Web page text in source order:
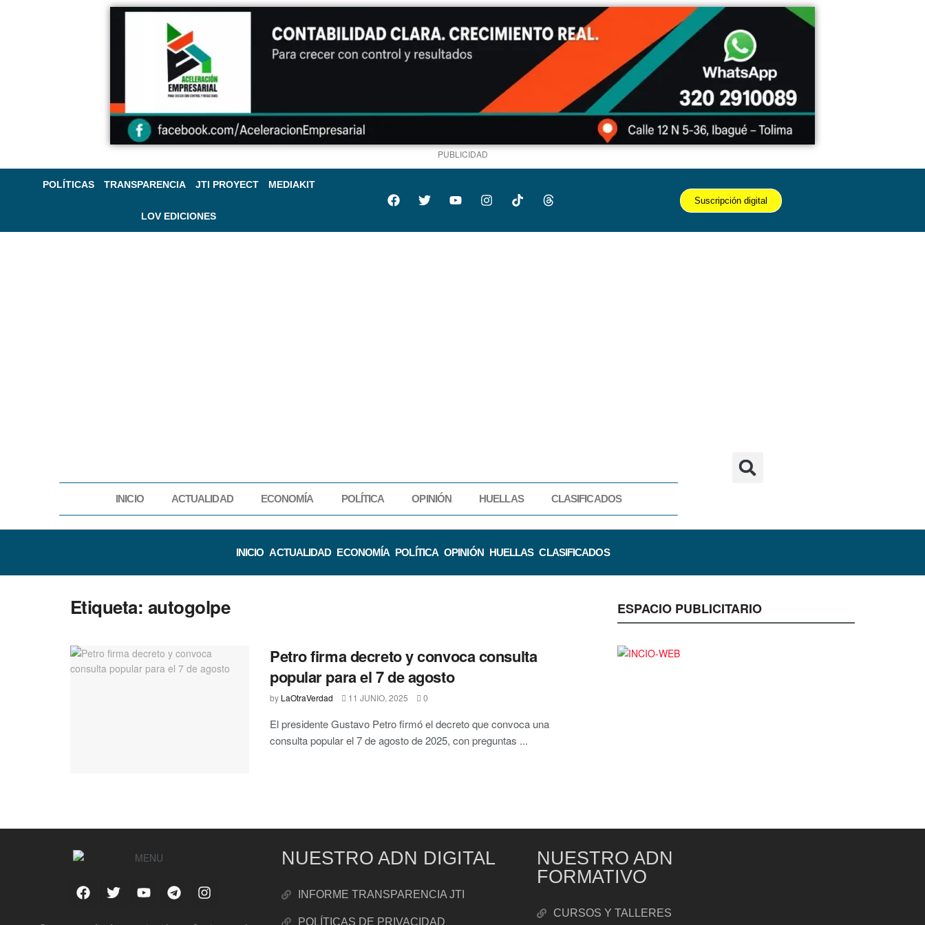
PUBLICIDAD
POLÍTICAS TRANSPARENCIA JTI PROYECT MEDIAKIT
LOV EDICIONES
Suscripción digital
INICIO ACTUALIDAD ECONOMÍA POLÍTICA OPINIÓN HUELLAS CLASIFICADOS
INICIO ACTUALIDAD ECONOMÍA POLÍTICA OPINIÓN HUELLAS CLASIFICADOS
Etiqueta: autogolpe
Petro firma decreto y convoca consulta
popular para el 7 de agosto
by LaOtraVerdad 11 JUNIO, 2025 0
El presidente Gustavo Petro firmó el decreto que convoca una
consulta popular el 7 de agosto de 2025, con preguntas ...
ESPACIO PUBLICITARIO
NUESTRO ADN DIGITAL
INFORME TRANSPARENCIA JTI
POLÍTICAS DE PRIVACIDAD
NUESTRO ADN
FORMATIVO
CURSOS Y TALLERES